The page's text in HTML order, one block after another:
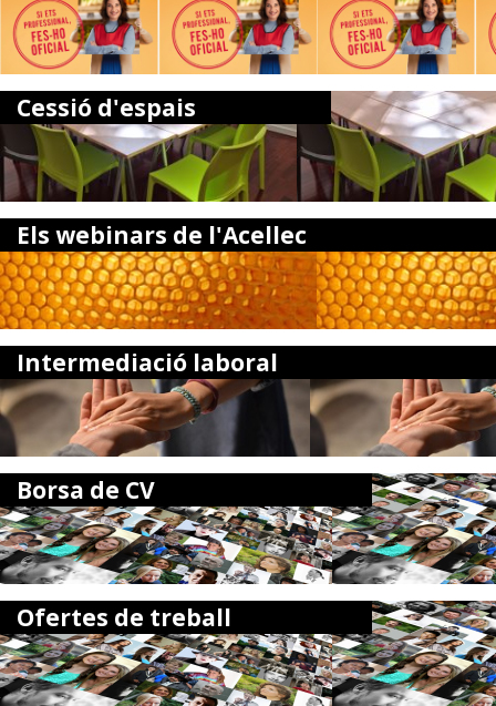
Cessió d'espais
Els webinars de l'Acellec
Intermediació laboral
Borsa de CV
Ofertes de treball